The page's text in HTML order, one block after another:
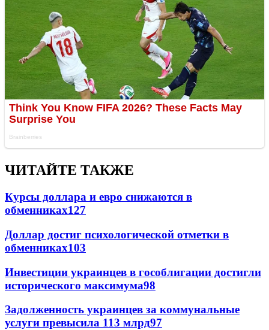
ЧИТАЙТЕ ТАКЖЕ
Курсы доллара и евро снижаются в
обменниках127
Доллар достиг психологической отметки в
обменниках103
Инвестиции украинцев в гособлигации достигли
исторического максимума98
Задолженность украинцев за коммунальные
услуги превысила 113 млрд97